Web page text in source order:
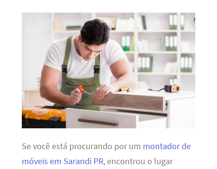
Se você está procurando por um montador de
móveis em Sarandi PR, encontrou o lugar